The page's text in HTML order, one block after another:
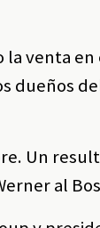
venta
dueños
Un
al